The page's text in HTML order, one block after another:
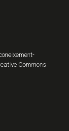
Commons